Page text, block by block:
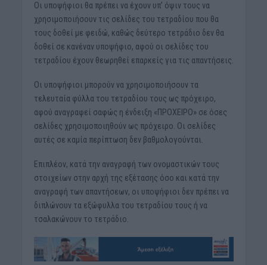
Οι υποψήφιοι θα πρέπει να έχουν υπ’ όψιν τους να
χρησιμοποιήσουν τις σελίδες του τετραδίου που θα
τους δοθεί με φειδώ, καθώς δεύτερο τετράδιο δεν θα
δοθεί σε κανέναν υποψήφιο, αφού οι σελίδες του
τετραδίου έχουν θεωρηθεί επαρκείς για τις απαντήσεις.
Οι υποψήφιοι μπορούν να χρησιμοποιήσουν τα
τελευταία φύλλα του τετραδίου τους ως πρόχειρο,
αφού αναγραφεί σαφώς η ένδειξη «ΠΡΟΧΕΙΡΟ» σε όσες
σελίδες χρησιμοποιηθούν ως πρόχειρο. Οι σελίδες
αυτές σε καμία περίπτωση δεν βαθμολογούνται.
Επιπλέον, κατά την αναγραφή των ονομαστικών τους
στοιχείων στην αρχή της εξέτασης όσο και κατά την
αναγραφή των απαντήσεων, οι υποψήφιοι δεν πρέπει να
διπλώνουν τα εξώφυλλα του τετραδίου τους ή να
τσαλακώνουν το τετράδιο.